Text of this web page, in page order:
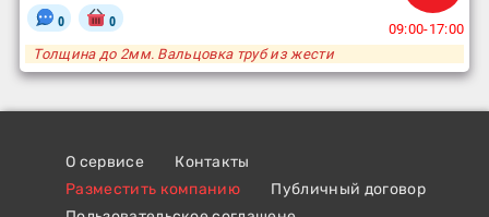
0 0
09:00-17:00
Толщина до 2мм. Вальцовка труб из жести
О сервисе
Контакты
Разместить компанию
Публичный договор